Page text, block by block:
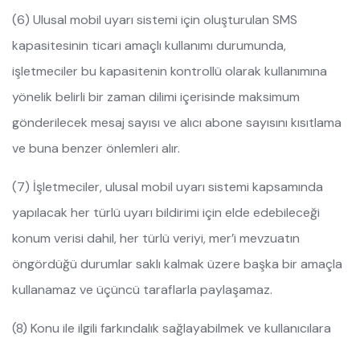
(6) Ulusal mobil uyarı sistemi için oluşturulan SMS
kapasitesinin ticari amaçlı kullanımı durumunda,
işletmeciler bu kapasitenin kontrollü olarak kullanımına
yönelik belirli bir zaman dilimi içerisinde maksimum
gönderilecek mesaj sayısı ve alıcı abone sayısını kısıtlama
ve buna benzer önlemleri alır.
(7) İşletmeciler, ulusal mobil uyarı sistemi kapsamında
yapılacak her türlü uyarı bildirimi için elde edebileceği
konum verisi dahil, her türlü veriyi, mer’i mevzuatın
öngördüğü durumlar saklı kalmak üzere başka bir amaçla
kullanamaz ve üçüncü taraflarla paylaşamaz.
(8) Konu ile ilgili farkındalık sağlayabilmek ve kullanıcılara